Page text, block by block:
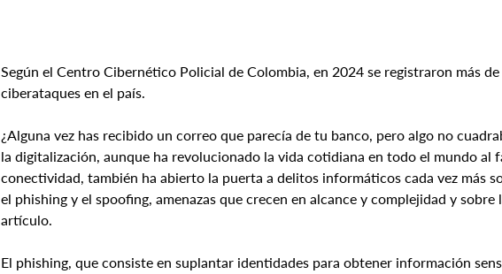
Según el Centro Cibernético Policial de Colombia, en 2024 se registraron más
ciberataques en el país.
¿Alguna vez has recibido un correo que parecía de tu banco, pero algo no
la digitalización, aunque ha revolucionado la vida cotidiana en todo el mundo al
conectividad, también ha abierto la puerta a delitos informáticos cada vez más
el phishing y el spoofing, amenazas que crecen en alcance y complejidad y
artículo.
El phishing, que consiste en suplantar identidades para obtener información